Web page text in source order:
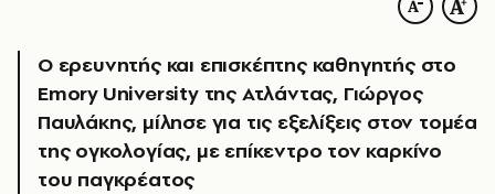
Ο ερευνητής και επισκέπτης καθηγητής στο
Emory University της Ατλάντας, Γιώργος
Παυλάκης, μίλησε για τις εξελίξεις στον τομέα
της ογκολογίας, με επίκεντρο τον καρκίνο
του παγκρέατος